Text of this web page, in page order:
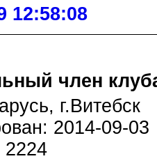
12:58:08
член
г.Витебск
2014-09-03